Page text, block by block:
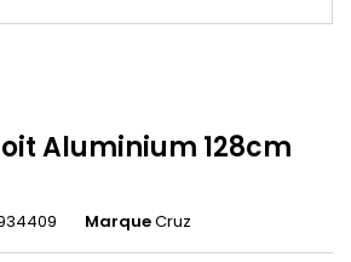
Aluminium 128cm
MarqueCruz